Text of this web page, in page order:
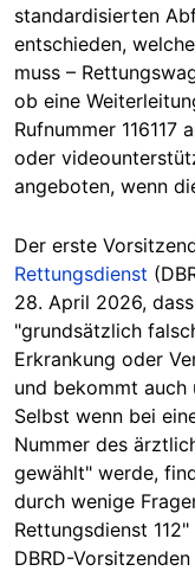
standardisierten
entschieden,
muss –
ob eine
Rufnummer 116117
oder
angeboten, wenn
Der erste
Rettungsdienst
28. April 2026,
"grundsätzlich
Erkrankung oder
und bekommt auch
Selbst wenn bei
Nummer des
gewählt" werde,
durch wenige
Rettungsdienst
DBRD-